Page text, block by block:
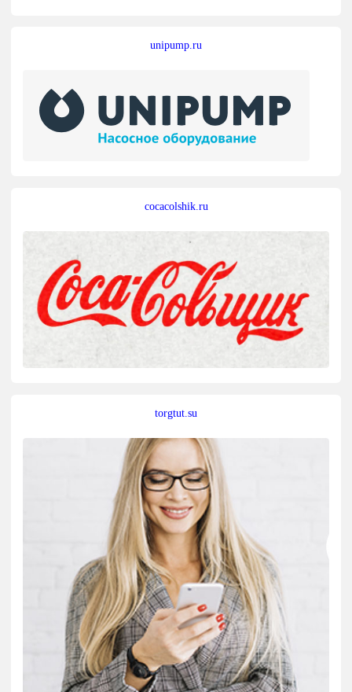
unipump.ru
cocacolshik.ru
torgtut.su